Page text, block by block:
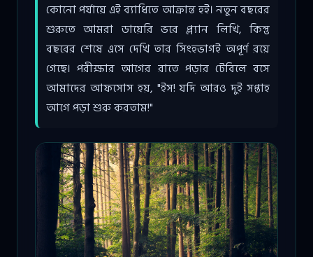
কোনো পর্যায়ে এই ব্যাধিতে আক্রান্ত হই। নতুন বছরের
শুরুতে আমরা ডায়েরি ভরে প্ল্যান লিখি, কিন্তু
বছরের শেষে এসে দেখি তার সিংহভাগই অপূর্ণ রয়ে
গেছে। পরীক্ষার আগের রাতে পড়ার টেবিলে বসে
আমাদের আফসোস হয়, "ইস! যদি আরও দুই সপ্তাহ
আগে পড়া শুরু করতাম!"